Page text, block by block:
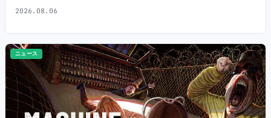
2026.08.06
ニュース